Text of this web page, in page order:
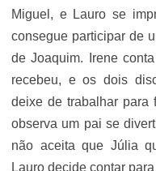
Miguel, e Lauro se
consegue participar de
de Joaquim. Irene
recebeu, e os dois
deixe de trabalhar para
observa um pai se
não aceita que Júlia
Lauro decide contar